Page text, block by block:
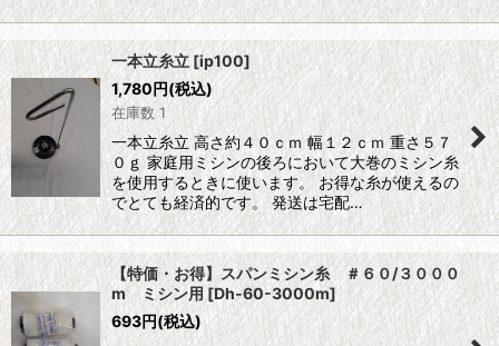
一本立糸立 [ip100]
1,780円(税込)
在庫数 1
一本立糸立 高さ約４０ｃｍ 幅１２ｃｍ 重さ５７
０ｇ 家庭用ミシンの後ろにおいて大巻のミシン糸
を使用するときに使います。 お得な糸が使えるの
でとても経済的です。 発送は宅配…
【特価・お得】スパンミシン糸 ＃６０/３０００
m ミシン用[Dh-60-3000m]
693円(税込)